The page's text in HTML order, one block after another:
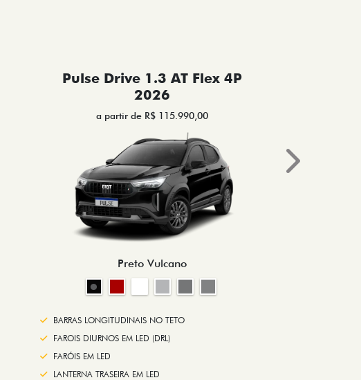
Pulse Drive 1.3 AT Flex 4P
2026
a partir de R$ 115.990,00
Preto Vulcano
BARRAS LONGITUDINAIS NO TETO
FAROIS DIURNOS EM LED (DRL)
FARÓIS EM LED
LANTERNA TRASEIRA EM LED
Next